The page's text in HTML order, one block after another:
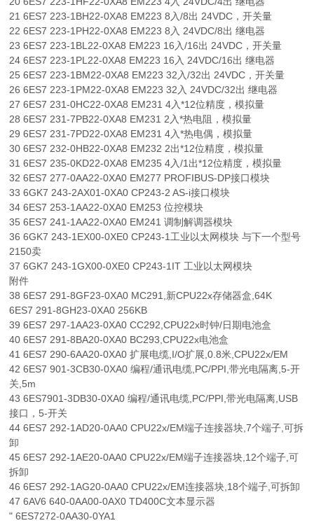
21 6ES7 223-1BH22-0XA8 EM223 8入/8出 24VDC，开关量
22 6ES7 223-1PH22-0XA8 EM223 8入 24VDC/8出 继电器
23 6ES7 223-1BL22-0XA8 EM223 16入/16出 24VDC，开关量
24 6ES7 223-1PL22-0XA8 EM223 16入 24VDC/16出 继电器
25 6ES7 223-1BM22-0XA8 EM223 32入/32出 24VDC，开关量
26 6ES7 223-1PM22-0XA8 EM223 32入 24VDC/32出 继电器
27 6ES7 231-0HC22-0XA8 EM231 4入*12位精度，模拟量
28 6ES7 231-7PB22-0XA8 EM231 2入*热电阻，模拟量
29 6ES7 231-7PD22-0XA8 EM231 4入*热电偶，模拟量
30 6ES7 232-0HB22-0XA8 EM232 2出*12位精度，模拟量
31 6ES7 235-0KD22-0XA8 EM235 4入/1出*12位精度，模拟量
32 6ES7 277-0AA22-0XA0 EM277 PROFIBUS-DP接口模块
33 6GK7 243-2AX01-0XA0 CP243-2 AS-i接口模块
34 6ES7 253-1AA22-0XA0 EM253 位控模块
35 6ES7 241-1AA22-0XA0 EM241 调制解调器模块
36 6GK7 243-1EX00-0XE0 CP243-1工业以太网模块 与下一个型号
2150卖
37 6GK7 243-1GX00-0XE0 CP243-1IT 工业以太网模块
附件
38 6ES7 291-8GF23-0XA0 MC291,新CPU22x存储器盒,64K
6ES7 291-8GH23-0XA0 256KB
39 6ES7 297-1AA23-0XA0 CC292,CPU22x时钟/日期电池盒
40 6ES7 291-8BA20-0XA0 BC293,CPU22x电池盒
41 6ES7 290-6AA20-0XA0 扩展电缆,I/O扩展,0.8米,CPU22x/EM
42 6ES7 901-3CB30-0XA0 编程/通讯电缆,PC/PPI,带光电隔离,5-开
关,5m
43 6ES7901-3DB30-0XA0 编程/通讯电缆,PC/PPI,带光电隔离,USB
接口，5-开关
44 6ES7 292-1AD20-0AA0 CPU22x/EM端子连接器块,7个端子,可拆
卸
45 6ES7 292-1AE20-0AA0 CPU22x/EM端子连接器块,12个端子,可
拆卸
46 6ES7 292-1AG20-0AA0 CPU22x/EM连接器块,18个端子,可拆卸
47 6AV6 640-0AA00-0AX0 TD400C文本显示器
" 6ES7272-0AA30-0YA1